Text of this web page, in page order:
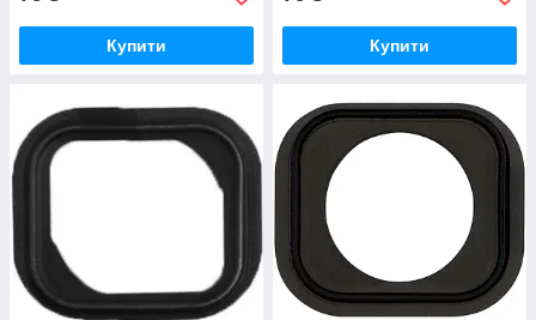
Купити Купити